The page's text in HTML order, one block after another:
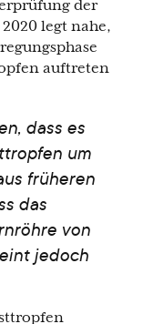
der
legt nahe,
auftreten
dass es
um
früheren
das
von
jedoch